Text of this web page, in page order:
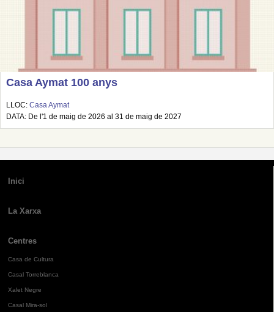
Casa Aymat 100 anys
LLOC: Casa Aymat
DATA: De l'1 de maig de 2026 al 31 de maig de 2027
Inici
La Xarxa
Centres
Casa de Cultura
Casal Torreblanca
Xalet Negre
Casal Mira-sol